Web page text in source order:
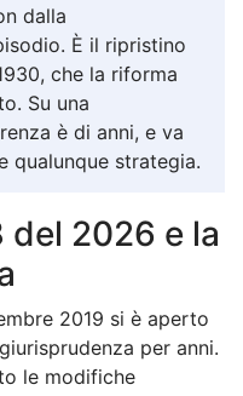
dalla
È il ripristino
che la riforma
Su una
è di anni, e va
qualunque strategia.
del 2026 e la
2019 si è aperto
per anni.
le modifiche